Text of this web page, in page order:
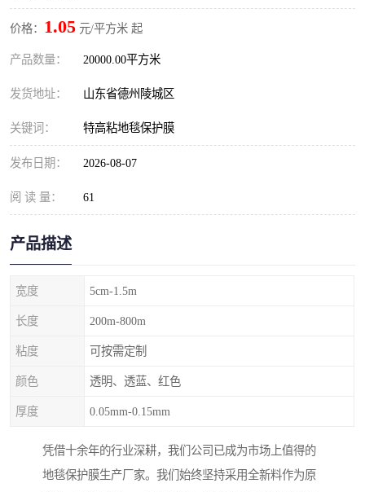
价格： 1.05 元/平方米 起
产品数量： 20000.00平方米
发货地址： 山东省德州陵城区
关键词： 特高粘地毯保护膜
发布日期： 2026-08-07
阅 读 量： 61
产品描述
宽度 5cm-1.5m
长度 200m-800m
粘度 可按需定制
颜色 透明、透蓝、红色
厚度 0.05mm-0.15mm
凭借十余年的行业深耕，我们公司已成为市场上值得的
地毯保护膜生产厂家。我们始终坚持采用全新料作为原